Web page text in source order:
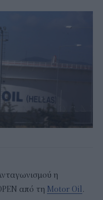
η
από τη Motor Oil .